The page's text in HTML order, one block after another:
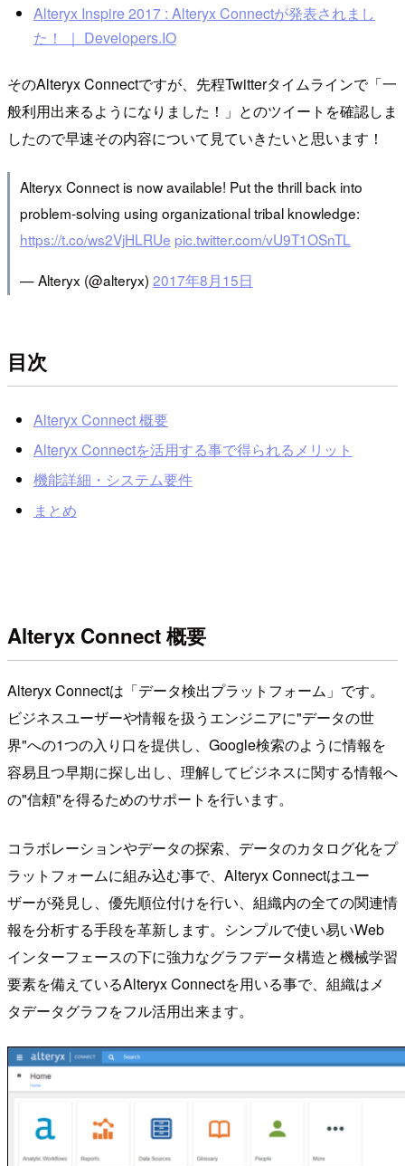
Alteryx Inspire 2017 : Alteryx Connectが発表されまし
た！ ｜ Developers.IO
そのAlteryx Connectですが、先程Twitterタイムラインで「一
般利用出来るようになりました！」とのツイートを確認しま
したので早速その内容について見ていきたいと思います！
Alteryx Connect is now available! Put the thrill back into
problem-solving using organizational tribal knowledge:
https://t.co/ws2VjHLRUe pic.twitter.com/vU9T1OSnTL
— Alteryx (@alteryx) 2017年8月15日
目次
Alteryx Connect 概要
Alteryx Connectを活用する事で得られるメリット
機能詳細・システム要件
まとめ
Alteryx Connect 概要
Alteryx Connectは「データ検出プラットフォーム」です。
ビジネスユーザーや情報を扱うエンジニアに"データの世
界"への1つの入り口を提供し、Google検索のように情報を
容易且つ早期に探し出し、理解してビジネスに関する情報へ
の"信頼"を得るためのサポートを行います。
コラボレーションやデータの探索、データのカタログ化をプ
ラットフォームに組み込む事で、Alteryx Connectはユー
ザーが発見し、優先順位付けを行い、組織内の全ての関連情
報を分析する手段を革新します。シンプルで使い易いWeb
インターフェースの下に強力なグラフデータ構造と機械学習
要素を備えているAlteryx Connectを用いる事で、組織はメ
タデータグラフをフル活用出来ます。